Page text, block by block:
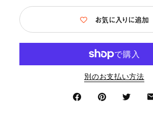
お気に入りに追加
別のお支払い方法